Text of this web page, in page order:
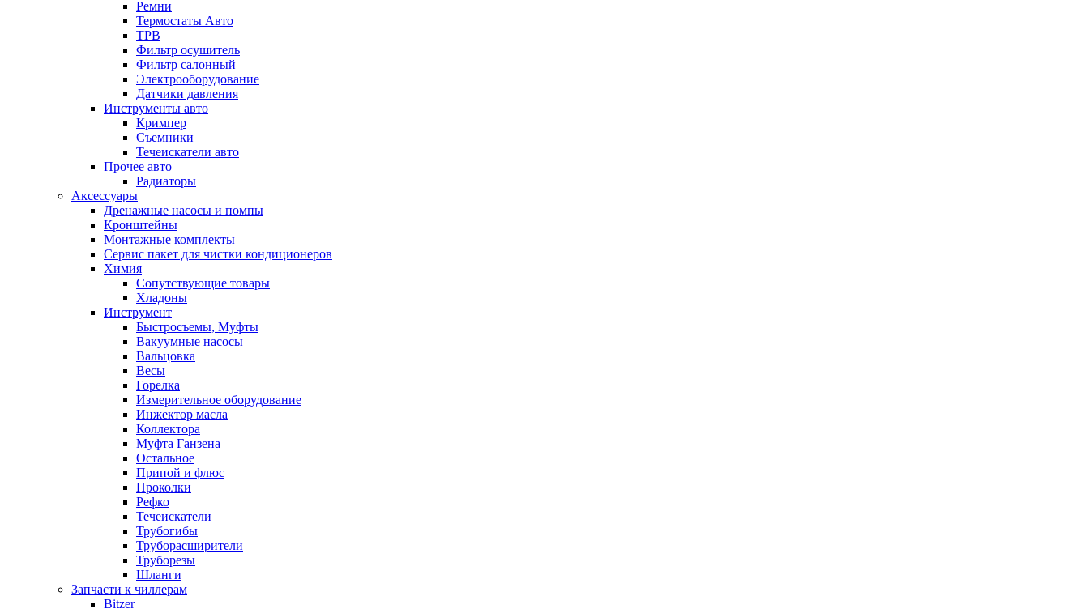
Ремни
Термостаты Авто
ТРВ
Фильтр осушитель
Фильтр салонный
Электрооборудование
Датчики давления
Инструменты авто
Кримпер
Съемники
Течеискатели авто
Прочее авто
Радиаторы
Аксессуары
Дренажные насосы и помпы
Кронштейны
Монтажные комплекты
Сервис пакет для чистки кондиционеров
Химия
Сопутствующие товары
Хладоны
Инструмент
Быстросъемы, Муфты
Вакуумные насосы
Вальцовка
Весы
Горелка
Измерительное оборудование
Инжектор масла
Коллектора
Муфта Ганзена
Остальное
Припой и флюс
Проколки
Рефко
Течеискатели
Трубогибы
Труборасширители
Труборезы
Шланги
Запчасти к чиллерам
Bitzer